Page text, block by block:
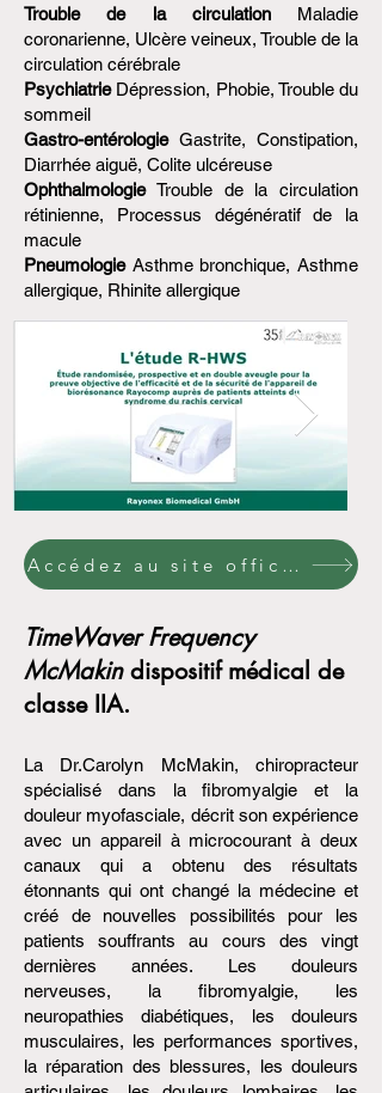
Trouble de la circulationMaladie
coronarienne, Ulcère veineux, Trouble de la
circulation cérébrale
PsychiatrieDépression, Phobie, Trouble du
sommeil
Gastro-entérologieGastrite, Constipation,
Diarrhée aiguë, Colite ulcéreuse
OphthalmologieTrouble de la circulation
rétinienne, Processus dégénératif de la
macule
PneumologieAsthme bronchique, Asthme
allergique, Rhinite allergique
Accédez au site officiel Rayonex GmbH
TimeWaver Frequency
McMakindispositif médical de
classe IIA.
La Dr.Carolyn McMakin, chiropracteur
spécialisé dans la fibromyalgie et la
douleur myofasciale, décrit son expérience
avec un appareil à microcourant à deux
canaux qui a obtenu des résultats
étonnants qui ont changé la médecine et
créé de nouvelles possibilités pour les
patients souffrants au cours des vingt
dernières années. Les douleurs
nerveuses, la fibromyalgie, les
neuropathies diabétiques, les douleurs
musculaires, les performances sportives,
la réparation des blessures, les douleurs